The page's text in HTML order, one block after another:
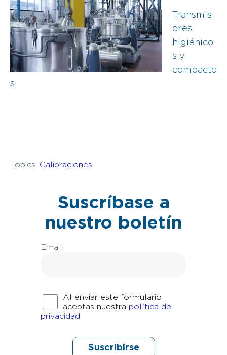
Transmis
ores
higiénico
s y
compacto
s
Topics: Calibraciones
Suscríbase a
nuestro boletín
Email
Al enviar este formulario
aceptas nuestra política de
privacidad